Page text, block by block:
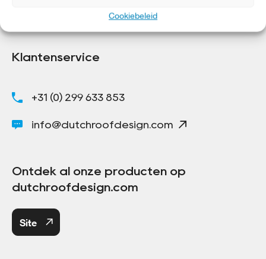
Cookiebeleid
Klantenservice
+31 (0) 299 633 853
info@dutchroofdesign.com
Ontdek al onze producten op
dutchroofdesign.com
Site